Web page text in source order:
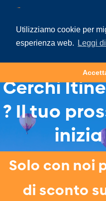
Utilizziamo cookie per
esperienza web.
Leggi
Cerchi
? Il tuo
Solo con noi
di sconto